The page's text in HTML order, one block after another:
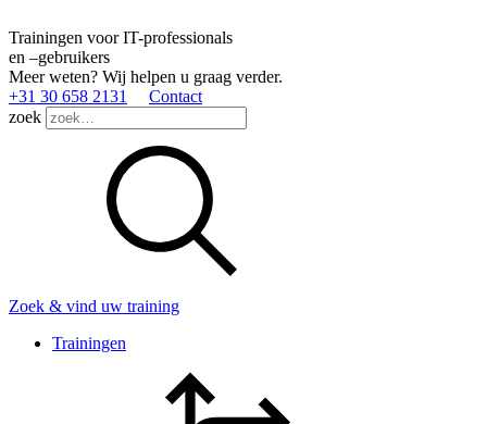
Trainingen voor IT-professionals
en –gebruikers
Meer weten? Wij helpen u graag verder.
+31 30 658 2131
Contact
zoek
Zoek & vind uw training
Trainingen